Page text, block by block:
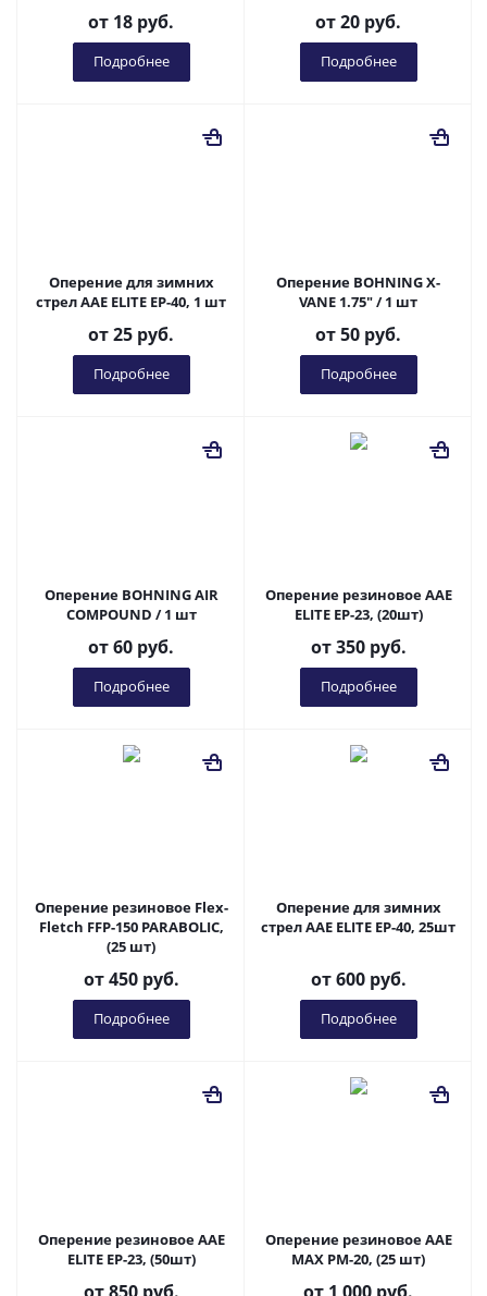
от 18 руб.
Подробнее
от20 руб.
Подробнее
Оперение для зимних
стрел AAE ELITE EP-40, 1 шт
от25 руб.
Подробнее
Оперение BOHNING X-
VANE 1.75" / 1 шт
от50 руб.
Подробнее
Оперение BOHNING AIR
COMPOUND / 1 шт
от60 руб.
Подробнее
Оперение резиновое AAE
ELITE EP-23, (20шт)
от350 руб.
Подробнее
Оперение резиновое Flex-
Fletch FFP-150 PARABOLIC,
(25 шт)
от450 руб.
Подробнее
Оперение для зимних
стрел AAE ELITE EP-40, 25шт
от600 руб.
Подробнее
Оперение резиновое AAE
ELITE EP-23, (50шт)
Оперение резиновое AAE
MAX PM-20, (25 шт)